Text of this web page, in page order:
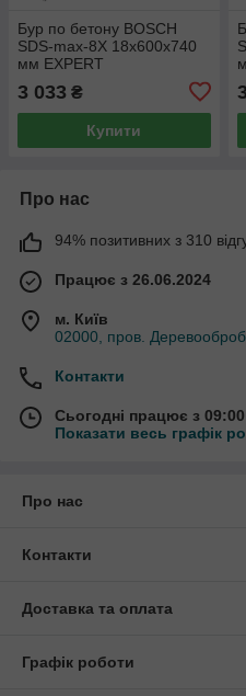
Бур по бетону BOSCH
SDS-max-8X 18x600x740
мм EXPERT
3 033 ₴
Купити
Про нас
94% позитивних з 310
Працює з 26.06.2024
м. Київ
02000, пров.
Контакти
Сьогодні працює з
Показати весь графік
Про нас
Контакти
Доставка та оплата
Графік роботи